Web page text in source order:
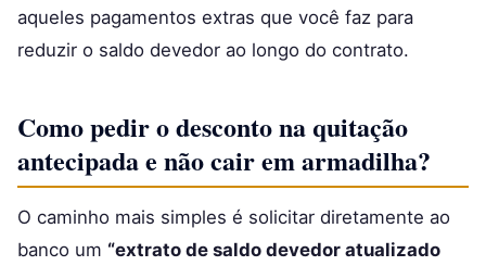
aqueles pagamentos extras que você faz para
reduzir o saldo devedor ao longo do contrato.
Como pedir o desconto na quitação
antecipada e não cair em armadilha?
O caminho mais simples é solicitar diretamente ao
banco um “extrato de saldo devedor atualizado